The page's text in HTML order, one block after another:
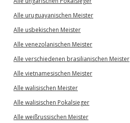
Alle uruguayanischen Meister
Alle usbekischen Meister
Alle venezolanischen Meister
Alle verschiedenen brasilianischen Meister
Alle vietnamesischen Meister
Alle walisischen Meister
Alle walisischen Pokalsieger
Alle weißrussischen Meister